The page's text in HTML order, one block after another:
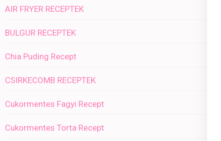
AIR FRYER RECEPTEK
BULGUR RECEPTEK
Chia Puding Recept
CSIRKECOMB RECEPTEK
Cukormentes Fagyi Recept
Cukormentes Torta Recept